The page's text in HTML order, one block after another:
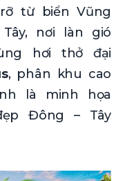
từ biển Vũng
nơi làn gió
hơi thở đại
, phân khu cao
là minh họa
Đông – Tây